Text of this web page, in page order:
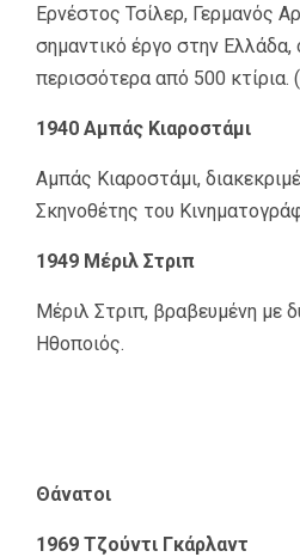
Ερνέστος Τσίλερ, Γερμανός
σημαντικό έργο στην Ελλάδα,
περισσότερα από 500
1940 Αμπάς Κιαροστάμι
Αμπάς Κιαροστάμι,
Σκηνοθέτης του
1949 Μέριλ Στριπ
Μέριλ Στριπ, βραβευμένη με
Ηθοποιός.
Θάνατοι
1969 Τζούντι Γκάρλαντ